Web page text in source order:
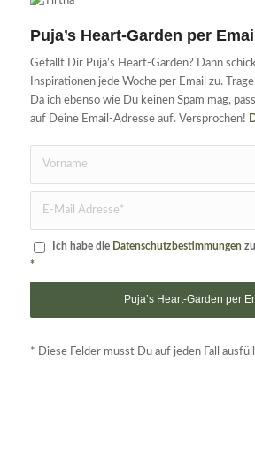
Puja’s Heart-Garden per
Gefällt Dir Puja’s Heart-Garden? Dann
Inspirationen jede Woche per Email zu.
Da ich ebenso wie Du keinen Spam mag,
auf Deine Email-Adresse auf. Versprochen!
Ich habe die Datenschutzbestimmungen
*
* Diese Felder musst Du auf jeden Fall